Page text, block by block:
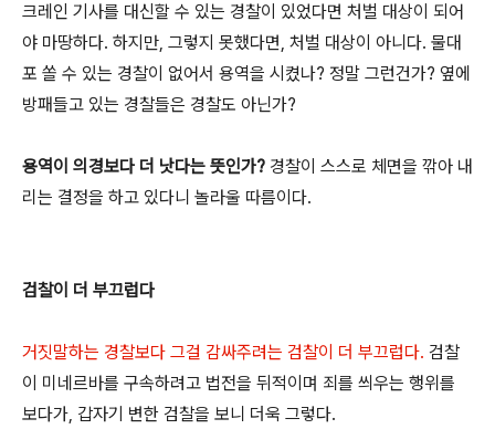
크레인 기사를 대신할 수 있는 경찰이 있었다면 처벌 대상이 되어
야 마땅하다. 하지만, 그렇지 못했다면, 처벌 대상이 아니다. 물대
포 쏠 수 있는 경찰이 없어서 용역을 시켰나? 정말 그런건가? 옆에
방패들고 있는 경찰들은 경찰도 아닌가?
용역이 의경보다 더 낫다는 뜻인가? 경찰이 스스로 체면을 깎아 내
리는 결정을 하고 있다니 놀라울 따름이다.
검찰이 더 부끄럽다
거짓말하는 경찰보다 그걸 감싸주려는 검찰이 더 부끄럽다. 검찰
이 미네르바를 구속하려고 법전을 뒤적이며 죄를 씌우는 행위를
보다가, 갑자기 변한 검찰을 보니 더욱 그렇다.